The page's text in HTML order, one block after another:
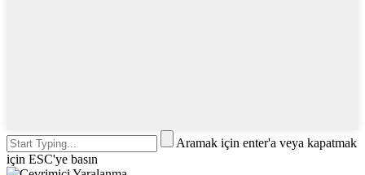
Aramak için enter'a veya kapatmak
için ESC'ye basın